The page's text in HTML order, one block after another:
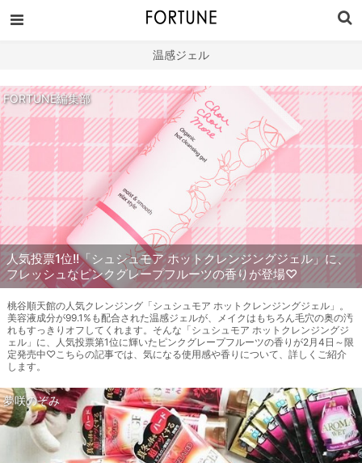
温感ジェル
FORTUNE編集部
人気投票1位!!「シュシュモア ホットクレンジングジェル」に、
フレッシュなピンクグレープフルーツの香りが登場♡
桃谷順天館の人気クレンジング「シュシュモア ホットクレンジングジェル」。
美容液成分が99.1%も配合された温感ジェルが、メイクはもちろん毛穴の奥の汚
れもすっきりオフしてくれます。そんな「シュシュモア ホットクレンジングジ
ェル」に、人気投票第1位に輝いたピンクグレープフルーツの香りが2月4日～限
定発売中♡こちらの記事では、気になる使用感や香りについて、詳しくご紹介
します。
夢咲のぞみ